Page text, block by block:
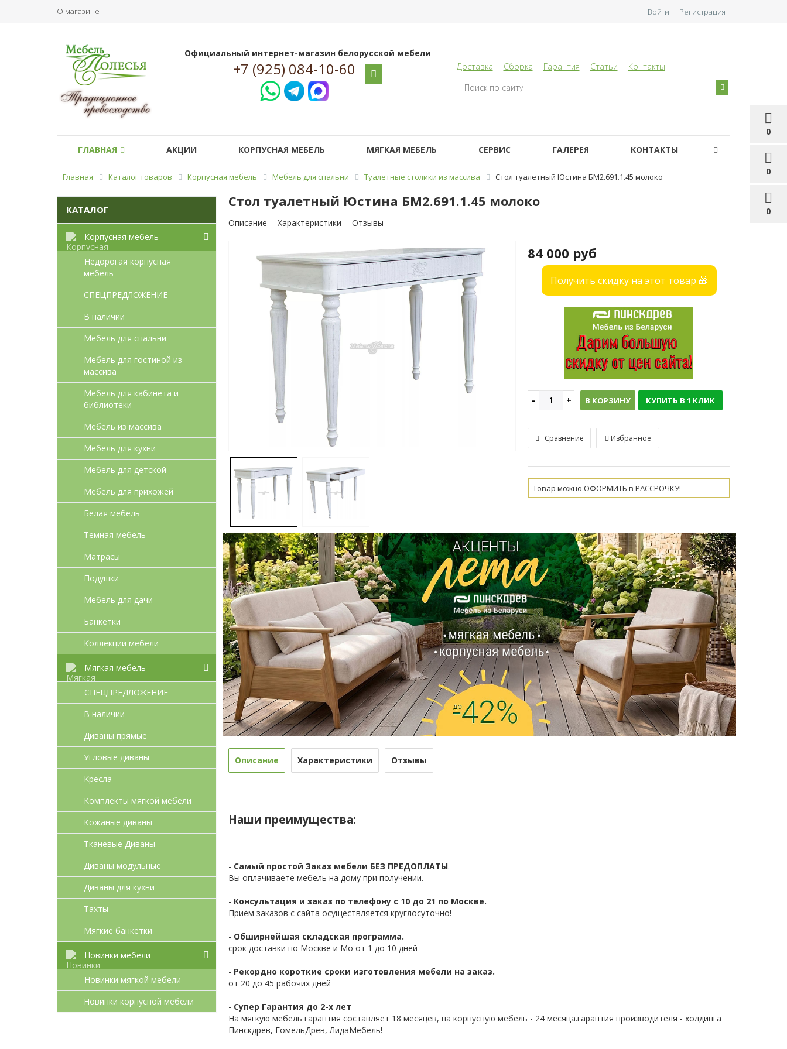
О магазине
0
0
0
Войти Регистрация
Официальный интернет-магазин белорусской мебели
+7 (925) 084-10-60 Доставка Сборка Гарантия Статьи Контакты
ГЛАВНАЯ АКЦИИ КОРПУСНАЯ МЕБЕЛЬ МЯГКАЯ МЕБЕЛЬ СЕРВИС ГАЛЕРЕЯ КОНТАКТЫ
Главная Каталог товаров Корпусная мебель Мебель для спальни Туалетные столики из массива Стол туалетный Юстина БМ2.691.1.45 молоко
КАТАЛОГ
Корпусная мебель
Недорогая корпусная
мебель
СПЕЦПРЕДЛОЖЕНИЕ
В наличии
Мебель для спальни
Мебель для гостиной из
массива
Мебель для кабинета и
библиотеки
Мебель из массива
Мебель для кухни
Мебель для детcкой
Мебель для прихожей
Белая мебель
Темная мебель
Матрасы
Подушки
Мебель для дачи
Банкетки
Коллекции мебели
Мягкая мебель
СПЕЦПРЕДЛОЖЕНИЕ
В наличии
Диваны прямые
Угловые диваны
Кресла
Комплекты мягкой мебели
Кожаные диваны
Тканевые Диваны
Диваны модульные
Диваны для кухни
Тахты
Мягкие банкетки
Новинки мебели
Новинки мягкой мебели
Новинки корпусной мебели
Стол туалетный Юстина БМ2.691.1.45 молоко
Описание Характеристики Отзывы
84 000 руб
Получить скидку на этот товар 🎁
В КОРЗИНУ КУПИТЬ В 1 КЛИК
Сравнение Избранное
Товар можно ОФОРМИТЬ в РАССРОЧКУ!
Описание Характеристики Отзывы
Наши преимущества:
- Самый простой Заказ мебели БЕЗ ПРЕДОПЛАТЫ.
Вы оплачиваете мебель на дому при получении.
- Консультация и заказ по телефону с 10 до 21 по Москве.
Приём заказов с сайта осуществляется круглосуточно!
- Обширнейшая складская программа.
срок доставки по Москве и Мо от 1 до 10 дней
- Рекордно короткие сроки изготовления мебели на заказ.
от 20 до 45 рабочих дней
- Супер Гарантия до 2-х лет
На мягкую мебель гарантия составляет 18 месяцев, на корпусную мебель - 24 месяца.гарантия производителя - холдинга
Пинскдрев, ГомельДрев, ЛидаМебель!